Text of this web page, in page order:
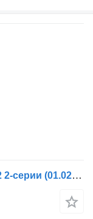
Модулятор EBS Knorr-Bremse FH12 2-серии (01.02-) BR9191 для грузовика Volvo FH12, FH16, NH12, FH, VNL780 (1993-2014)